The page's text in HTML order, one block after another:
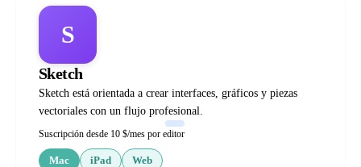
S
Sketch
Sketch está orientada a crear interfaces, gráficos y piezas
vectoriales con un flujo profesional.
Suscripción desde 10 $/mes por editor
Mac iPad Web